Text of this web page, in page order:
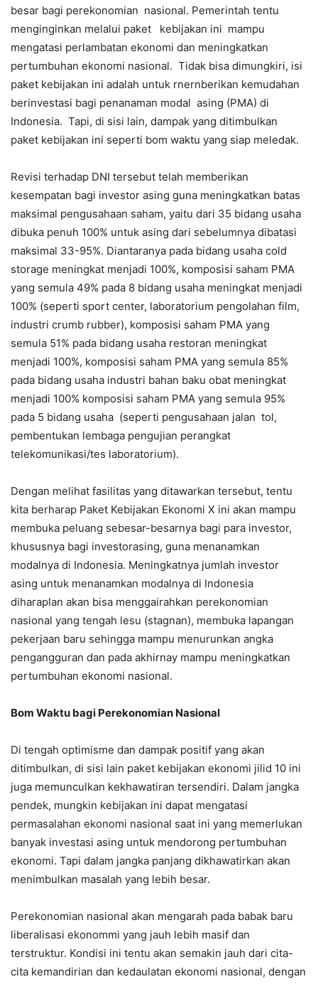
besar bagi perekonomian nasional. Pemerintah tentu
menginginkan melalui paket kebijakan ini mampu
mengatasi perlambatan ekonomi dan meningkatkan
pertumbuhan ekonomi nasional. Tidak bisa dimungkiri, isi
paket kebijakan ini adalah untuk rnernberikan kemudahan
berinvestasi bagi penanaman modal asing (PMA) di
Indonesia. Tapi, di sisi lain, dampak yang ditimbulkan
paket kebijakan ini seperti bom waktu yang siap meledak.
Revisi terhadap DNI tersebut telah memberikan
kesempatan bagi investor asing guna meningkatkan batas
maksimal pengusahaan saham, yaitu dari 35 bidang usaha
dibuka penuh 100% untuk asing dari sebelumnya dibatasi
maksimal 33-95%. Diantaranya pada bidang usaha cold
storage meningkat menjadi 100%, komposisi saham PMA
yang semula 49% pada 8 bidang usaha meningkat menjadi
100% (seperti sport center, laboratorium pengolahan film,
industri crumb rubber), komposisi saham PMA yang
semula 51% pada bidang usaha restoran meningkat
menjadi 100%, komposisi saham PMA yang semula 85%
pada bidang usaha industri bahan baku obat meningkat
menjadi 100% komposisi saham PMA yang semula 95%
pada 5 bidang usaha (seperti pengusahaan jalan tol,
pembentukan lembaga pengujian perangkat
telekomunikasi/tes laboratorium).
Dengan melihat fasilitas yang ditawarkan tersebut, tentu
kita berharap Paket Kebijakan Ekonomi X ini akan mampu
membuka peluang sebesar-besarnya bagi para investor,
khususnya bagi investorasing, guna menanamkan
modalnya di Indonesia. Meningkatnya jumlah investor
asing untuk menanamkan modalnya di Indonesia
diharaplan akan bisa menggairahkan perekonomian
nasional yang tengah lesu (stagnan), membuka lapangan
pekerjaan baru sehingga mampu menurunkan angka
pengangguran dan pada akhirnay mampu meningkatkan
pertumbuhan ekonomi nasional.
Bom Waktu bagi Perekonomian Nasional
Di tengah optimisme dan dampak positif yang akan
ditimbulkan, di sisi lain paket kebijakan ekonomi jilid 10 ini
juga memunculkan kekhawatiran tersendiri. Dalam jangka
pendek, mungkin kebijakan ini dapat mengatasi
permasalahan ekonomi nasional saat ini yang memerlukan
banyak investasi asing untuk mendorong pertumbuhan
ekonomi. Tapi dalam jangka panjang dikhawatirkan akan
menimbulkan masalah yang lebih besar.
Perekonomian nasional akan mengarah pada babak baru
liberalisasi ekonommi yang jauh lebih masif dan
terstruktur. Kondisi ini tentu akan semakin jauh dari cita-
cita kemandirian dan kedaulatan ekonomi nasional, dengan